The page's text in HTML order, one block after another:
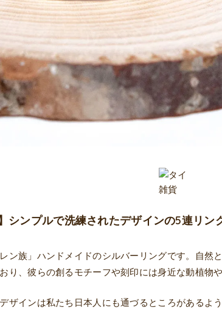
シンプルで洗練されたデザインの5連リン
ン族」ハンドメイドのシルバーリングです。自然
り、彼らの創るモチーフや刻印には身近な動植物
ザインは私たち日本人にも通づるところがあるよう